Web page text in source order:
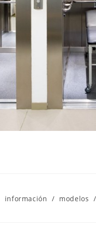
información / modelos /